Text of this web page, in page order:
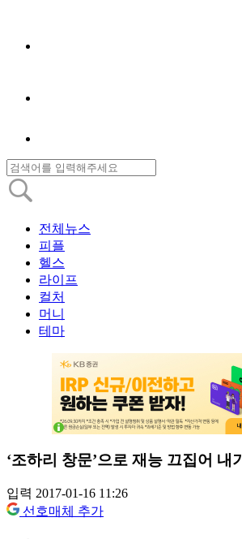
전체뉴스
피플
헬스
라이프
컬처
머니
테마
‘조하리 창문’으로 재능 끄집어 내기
입력 2017-01-16 11:26
선호매체 추가